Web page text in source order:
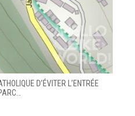
D’ÉVITER L’ENTRÉE